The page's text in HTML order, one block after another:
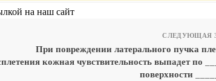
на наш сайт
СЛЕДУЮЩАЯ
При повреждении латерального пучка
кожная чувствительность выпадет по
поверхности